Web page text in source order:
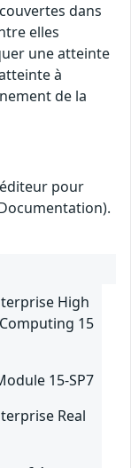
dans
elles
une atteinte
à
de la
pour
High
15
15-SP7
Real